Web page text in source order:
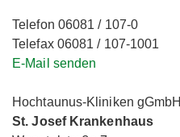
Telefon 06081 / 107-0
Telefax 06081 / 107-1001
E-Mail senden
Hochtaunus-Kliniken gGmbH
St. Josef Krankenhaus